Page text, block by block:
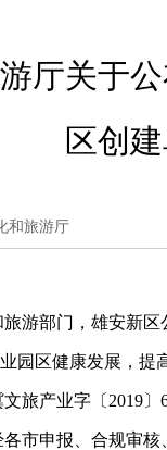
厅关于
区创
和旅游厅
游部门，雄安新区
区健康发展，提
旅产业字〔2019
市申报、合规审